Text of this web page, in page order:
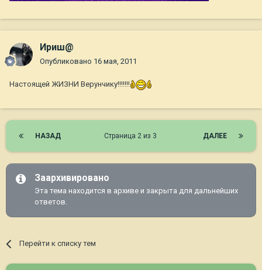
Ириш@
Опубликовано 16 мая, 2011
Настоящей ЖИЗНИ Верунчику!!!!!!!
НАЗАД ДАЛЕЕ
Страница 2 из 3
Заархивировано
Эта тема находится в архиве и закрыта для дальнейших
ответов.
Перейти к списку тем